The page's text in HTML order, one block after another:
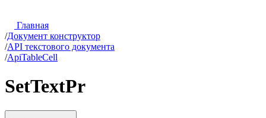
Главная
/Документ конструктор
/API текстового документа
/ApiTableCell
SetTextPr